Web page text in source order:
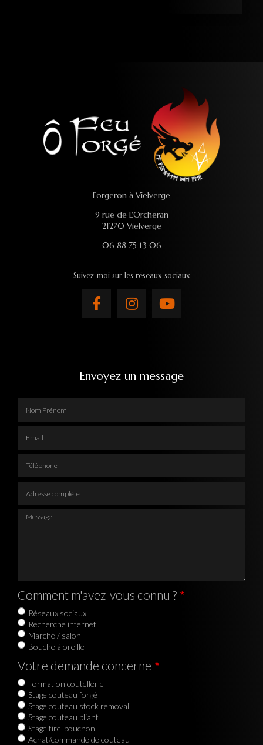
Forgeron à Vielverge
9 rue de L'Orcheran
21270 Vielverge
06 88 75 13 06
Suivez-moi sur les réseaux sociaux
Envoyez un message
Message
Comment m'avez-vous connu ?
Réseaux sociaux
Recherche internet
Marché / salon
Bouche à oreille
Votre demande concerne
Formation coutellerie
Stage couteau forgé
Stage couteau stock removal
Stage couteau pliant
Stage tire-bouchon
Achat/commande de couteau